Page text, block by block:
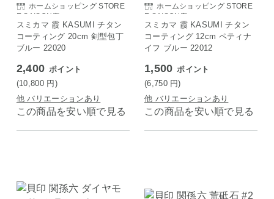
ホームショッピング STORE
E SAISON店
スミカマ 霞 KASUMI チタン
コーティング 20cm 剣型包丁
ブルー 22020
2,400 ポイント
(10,800 円 )
他 バリエーションあり
この商品を安い順で見る
ホームショッピング STORE
E SAISON店
スミカマ 霞 KASUMI チタン
コーティング 12cm ペティナ
イフ ブルー 22012
1,500 ポイント
(6,750 円)
他 バリエーションあり
この商品を安い順で見る